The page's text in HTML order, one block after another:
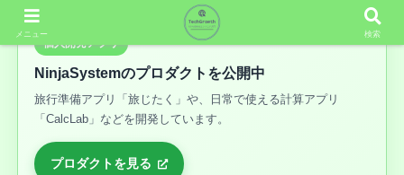
個人開発アプリ
NinjaSystemのプロダクトを公開中
旅行準備アプリ「旅じたく」や、日常で使える計算アプリ
「CalcLab」などを開発しています。
プロダクトを見る
メニュー 検索